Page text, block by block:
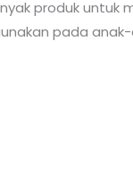
produk
pada